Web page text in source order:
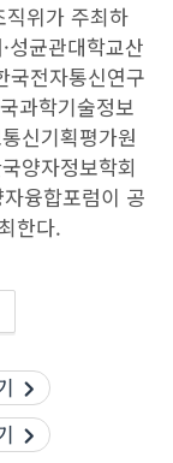
직위가 주최하
성균관대학교산
국전자통신연구
과학기술정보
신기획평가원
양자정보학회
융합포럼이 공
한다.